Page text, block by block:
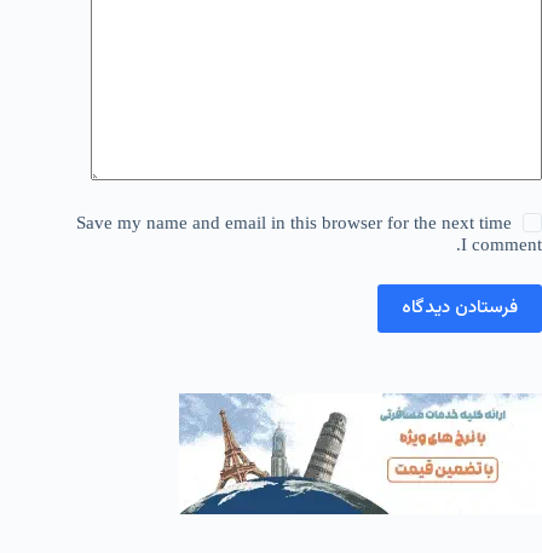
Save my name and email in this browser for the next time
I comment.
فرستادن دیدگاه